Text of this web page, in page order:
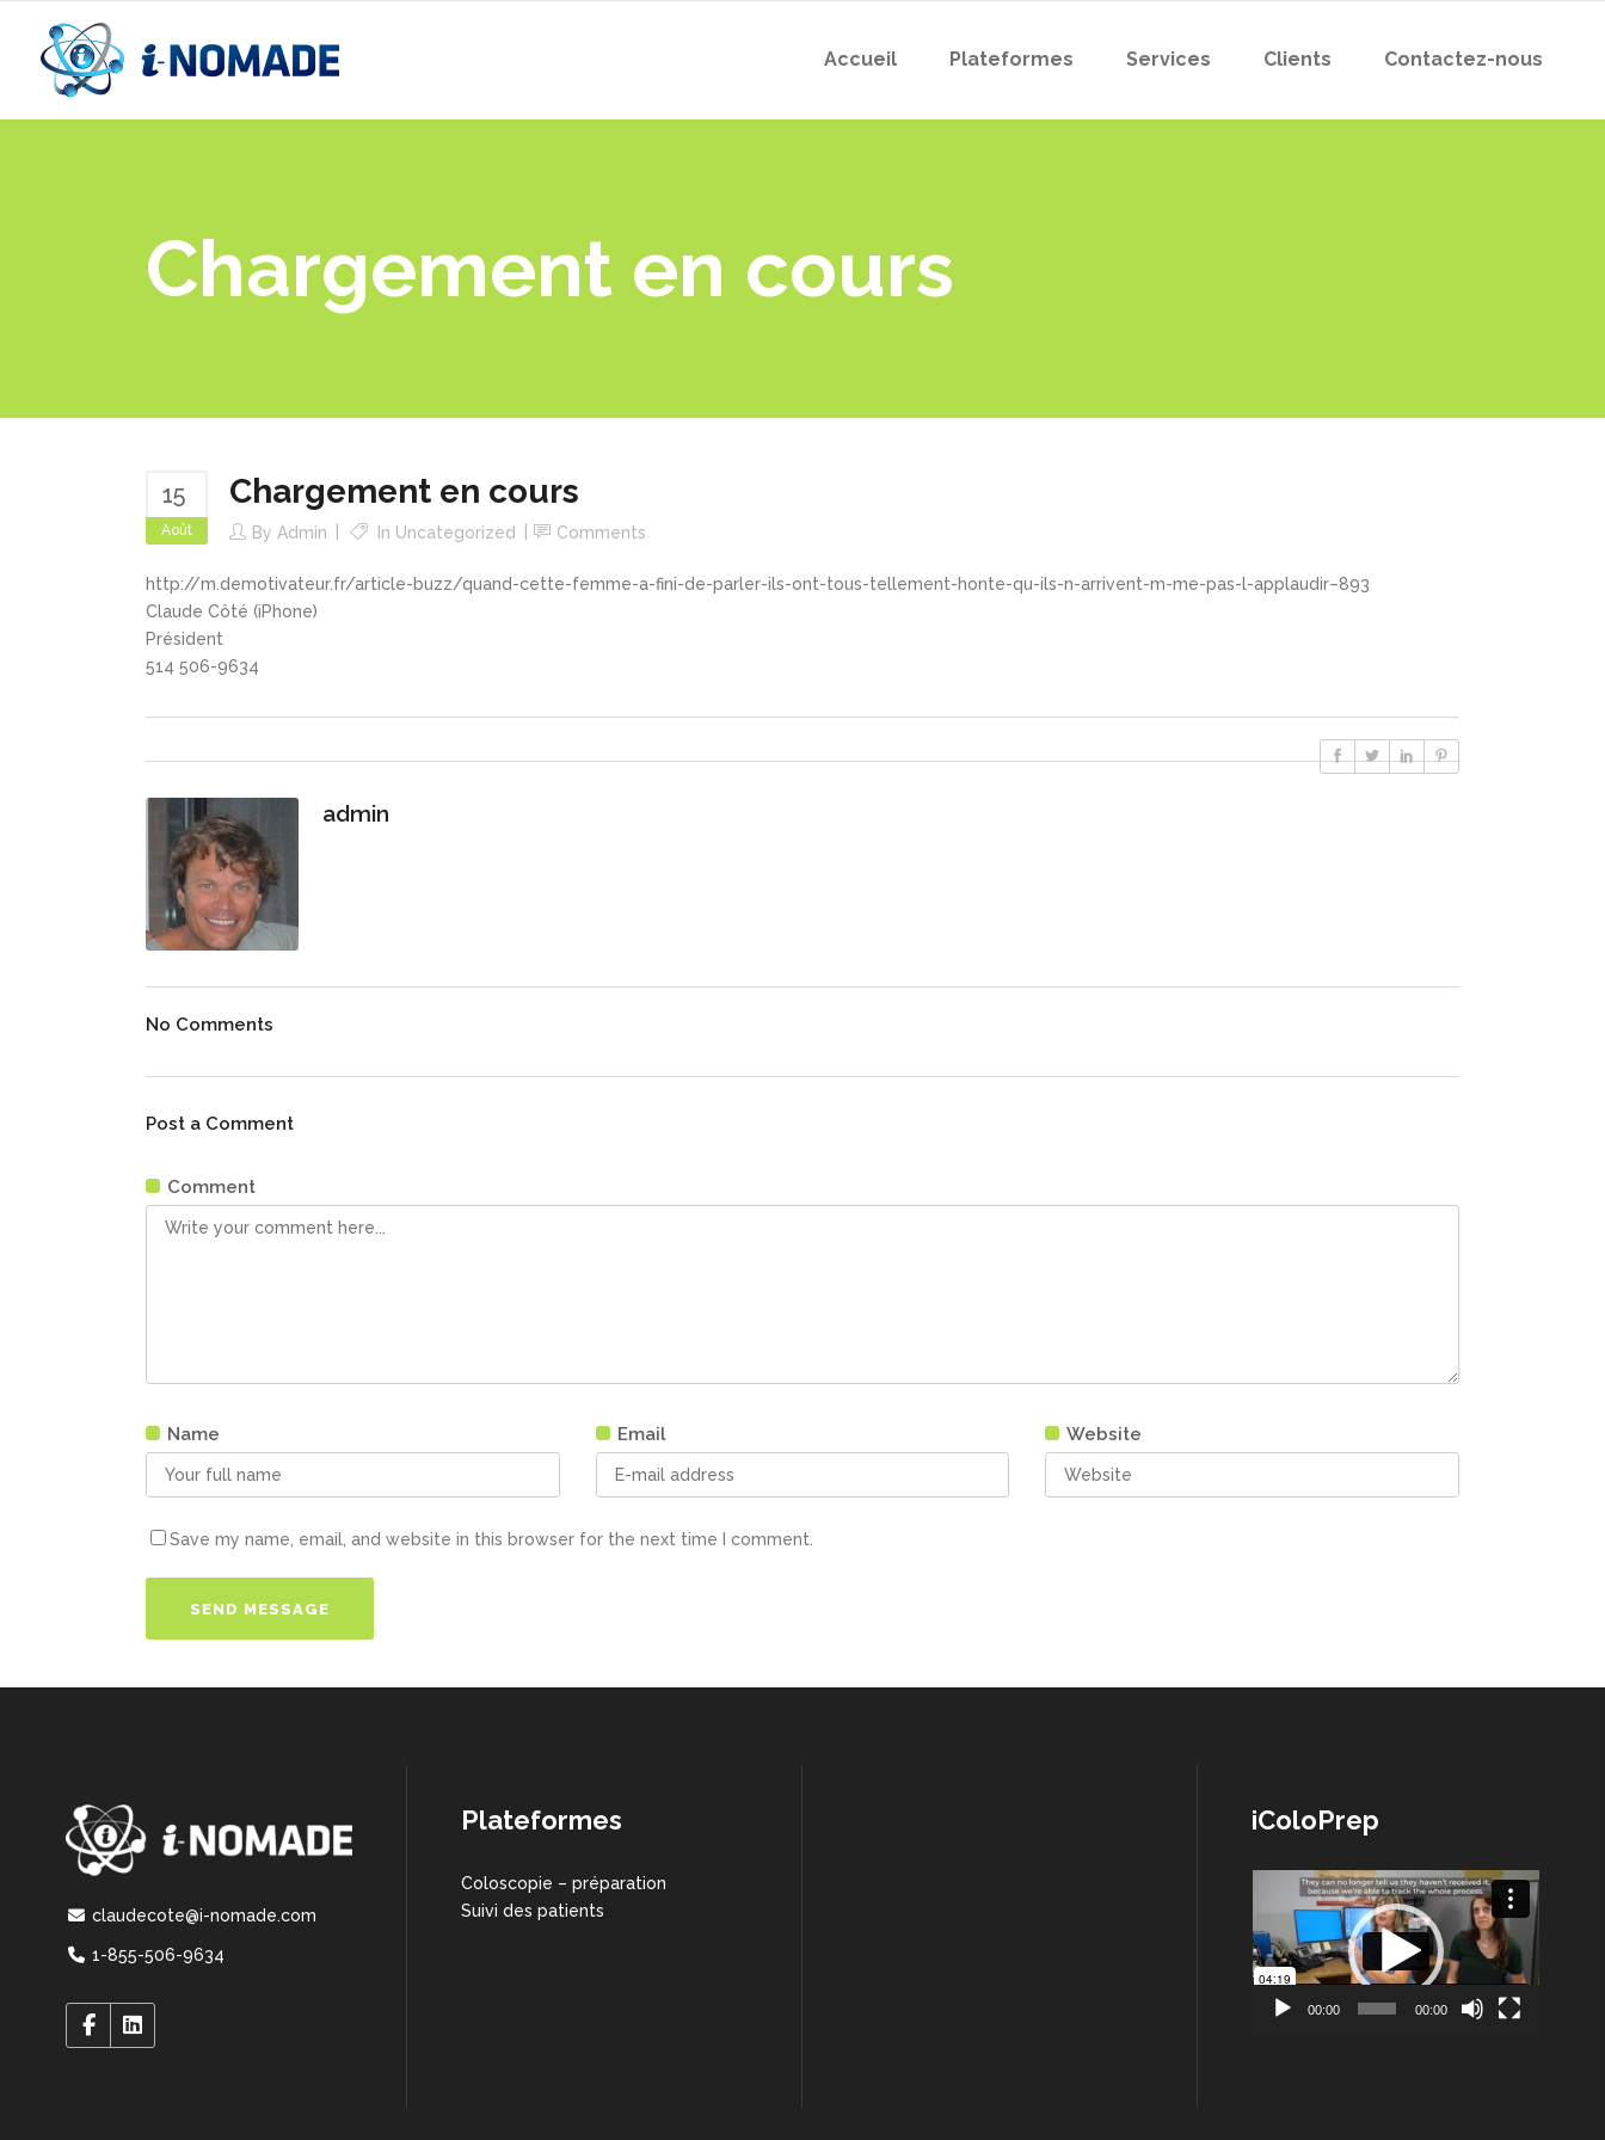
Accueil Plateformes Services Clients Contactez-nous
Chargement en cours
15
Août
Chargement en cours
By Admin In Uncategorized Comments
http://m.demotivateur.fr/article-buzz/quand-cette-femme-a-fini-de-parler-ils-ont-tous-tellement-honte-qu-ils-n-arrivent-m-me-pas-l-applaudir–893
Claude Côté (iPhone)
Président
514 506-9634
admin
No Comments
Post a Comment
Comment
Name Email Website
Save my name, email, and website in this browser for the next time I comment.
claudecote@i-nomade.com
1-855-506-9634
Plateformes
Coloscopie – préparation
Suivi des patients
iColoPrep
Lecteur
vidéo
00:00 00:00